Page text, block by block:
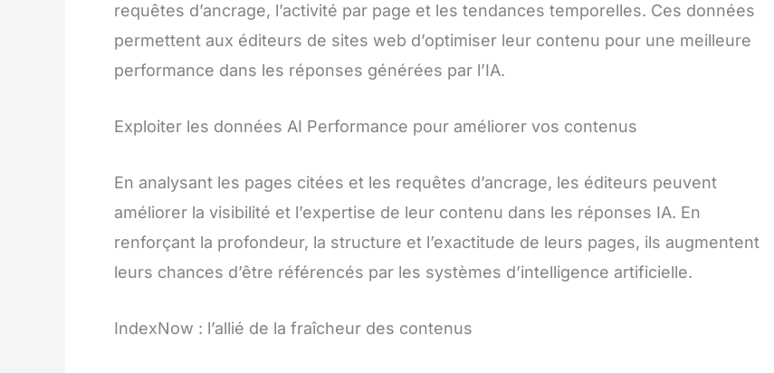
requêtes d’ancrage, l’activité par page et les tendances temporelles. Ces données
permettent aux éditeurs de sites web d’optimiser leur contenu pour une meilleure
performance dans les réponses générées par l’IA.
Exploiter les données AI Performance pour améliorer vos contenus
En analysant les pages citées et les requêtes d’ancrage, les éditeurs peuvent
améliorer la visibilité et l’expertise de leur contenu dans les réponses IA. En
renforçant la profondeur, la structure et l’exactitude de leurs pages, ils augmentent
leurs chances d’être référencés par les systèmes d’intelligence artificielle.
IndexNow : l’allié de la fraîcheur des contenus